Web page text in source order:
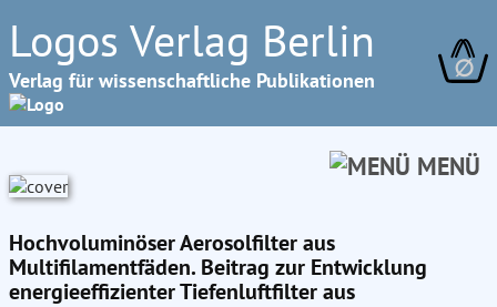
Logos Verlag Berlin
Verlag für wissenschaftliche Publikationen ∅
MENÜ
Hochvoluminöser Aerosolfilter aus
Multifilamentfäden. Beitrag zur Entwicklung
energieeffizienter Tiefenluftfilter aus